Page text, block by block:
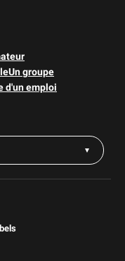
Un groupe
d'un emploi